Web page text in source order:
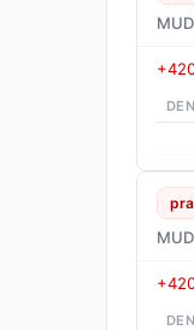
DEN
DEN